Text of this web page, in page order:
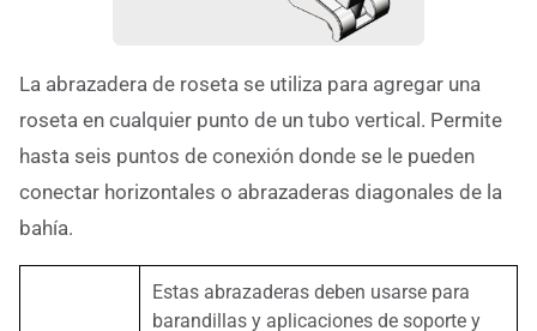
La abrazadera de roseta se utiliza para agregar una
roseta en cualquier punto de un tubo vertical. Permite
hasta seis puntos de conexión donde se le pueden
conectar horizontales o abrazaderas diagonales de la
bahía.
Estas abrazaderas deben usarse para
barandillas y aplicaciones de soporte y